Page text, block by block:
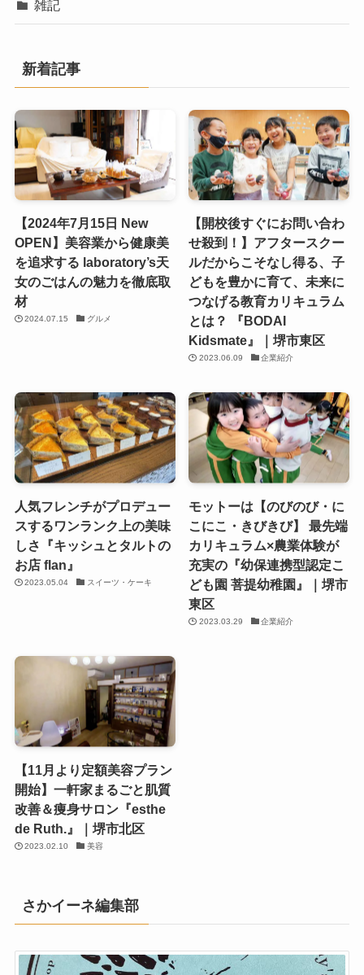
雑記
新着記事
【2024年7月15日 New
OPEN】美容業から健康美
を追求する laboratory’s天
女のごはんの魅力を徹底取
材
2024.07.15 グルメ
【開校後すぐにお問い合わ
せ殺到！】アフタースクー
ルだからこそなし得る、子
どもを豊かに育て、未来に
つなげる教育カリキュラム
とは？ 『BODAI
Kidsmate』｜堺市東区
2023.06.09 企業紹介
人気フレンチがプロデュー
スするワンランク上の美味
しさ『キッシュとタルトの
お店 flan』
2023.05.04 スイーツ・ケーキ
モットーは【のびのび・に
こにこ・きびきび】 最先端
カリキュラム×農業体験が
充実の『幼保連携型認定こ
ども園 菩提幼稚園』｜堺市
東区
2023.03.29 企業紹介
【11月より定額美容プラン
開始】一軒家まるごと肌質
改善＆痩身サロン『esthe
de Ruth.』｜堺市北区
2023.02.10 美容
さかイーネ編集部